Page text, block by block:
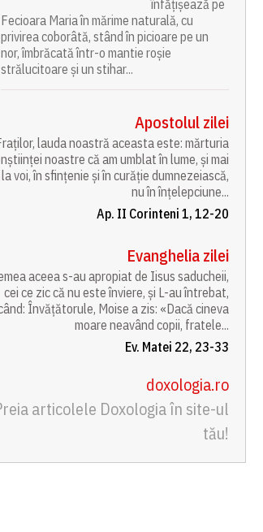
înfățișează pe
Fecioara Maria în mărime naturală, cu
privirea coborâtă, stând în picioare pe un
nor, îmbrăcată într-o mantie roșie
strălucitoare și un stihar...
Apostolul zilei
lauda noastră aceasta este: mărturia
noastre că am umblat în lume, și mai
voi, în sfințenie și în curăție dumnezeiască,
nu în înțelepciune...
Ap. II Corinteni 1, 12-20
Evanghelia zilei
aceea s-au apropiat de Iisus saducheii,
cei ce zic că nu este înviere, și L-au întrebat,
Învățătorule, Moise a zis: «Dacă cineva
moare neavând copii, fratele...
Ev. Matei 22, 23-33
doxologia.ro
articolele Doxologia în site-ul
tău!